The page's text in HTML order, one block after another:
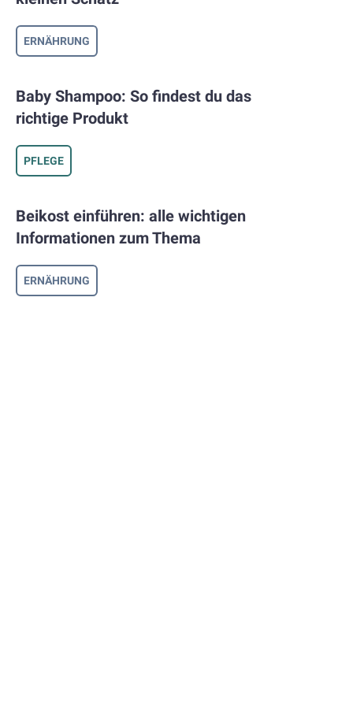
für
darüber
das Thema
Welche
essen?
dir dabei.
Kind
auch
in dieser
von
für,
Kind nicht
kann
um einen
ERNÄHRUNG
Baby Shampoo: So findest du das
richtige Produkt
PFLEGE
Beikost einführen: alle wichtigen
Informationen zum Thema
ERNÄHRUNG